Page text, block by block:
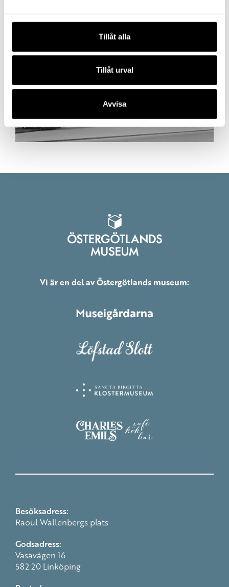
Tillåt alla
Tillåt urval
Avvisa
Vi är en del av Östergötlands museum:
Besöksadress:
Raoul Wallenbergs plats
Godsadress:
Vasavägen 16
582 20 Linköping